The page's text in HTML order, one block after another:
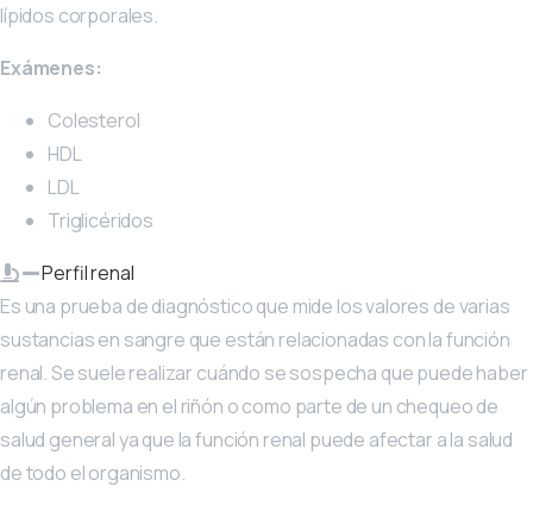
lípidos corporales.
Exámenes:
Colesterol
HDL
LDL
Triglicéridos
Perfil renal
Es una prueba de diagnóstico que mide los valores de varias
sustancias en sangre que están relacionadas con la función
renal. Se suele realizar cuándo se sospecha que puede haber
algún problema en el riñón o como parte de un chequeo de
salud general ya que la función renal puede afectar a la salud
de todo el organismo.